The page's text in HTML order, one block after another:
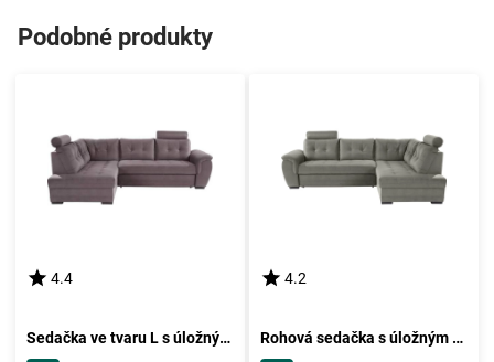
Podobné produkty
4.4
Sedačka ve tvaru L s úložným Prostorem Falco, Tmavě Šedá
4.2
Rohová sedačka s úložným Prostorem Falco, Tmavě Šedá